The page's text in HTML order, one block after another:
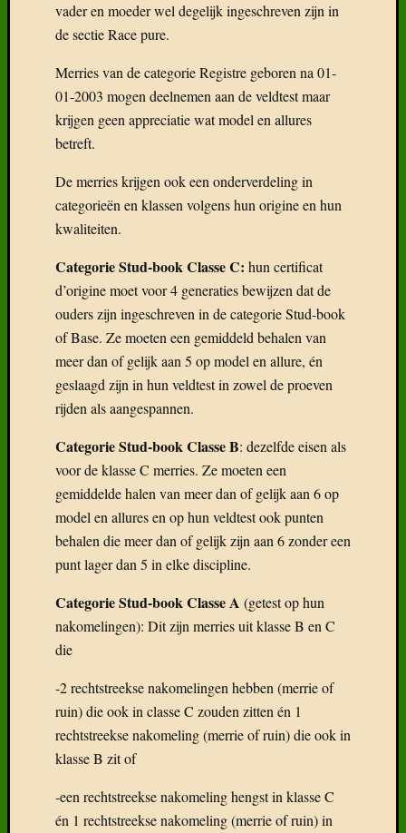
vader en moeder wel degelijk ingeschreven zijn in
de sectie Race pure.
Merries van de categorie Registre geboren na 01-
01-2003 mogen deelnemen aan de veldtest maar
krijgen geen appreciatie wat model en allures
betreft.
De merries krijgen ook een onderverdeling in
categorieën en klassen volgens hun origine en hun
kwaliteiten.
Categorie Stud-book Classe C: hun certificat
d’origine moet voor 4 generaties bewijzen dat de
ouders zijn ingeschreven in de categorie Stud-book
of Base. Ze moeten een gemiddeld behalen van
meer dan of gelijk aan 5 op model en allure, én
geslaagd zijn in hun veldtest in zowel de proeven
rijden als aangespannen.
Categorie Stud-book Classe B: dezelfde eisen als
voor de klasse C merries. Ze moeten een
gemiddelde halen van meer dan of gelijk aan 6 op
model en allures en op hun veldtest ook punten
behalen die meer dan of gelijk zijn aan 6 zonder een
punt lager dan 5 in elke discipline.
Categorie Stud-book Classe A (getest op hun
nakomelingen): Dit zijn merries uit klasse B en C
die
-2 rechtstreekse nakomelingen hebben (merrie of
ruin) die ook in classe C zouden zitten én 1
rechtstreekse nakomeling (merrie of ruin) die ook in
klasse B zit of
-een rechtstreekse nakomeling hengst in klasse C
én 1 rechtstreekse nakomeling (merrie of ruin) in